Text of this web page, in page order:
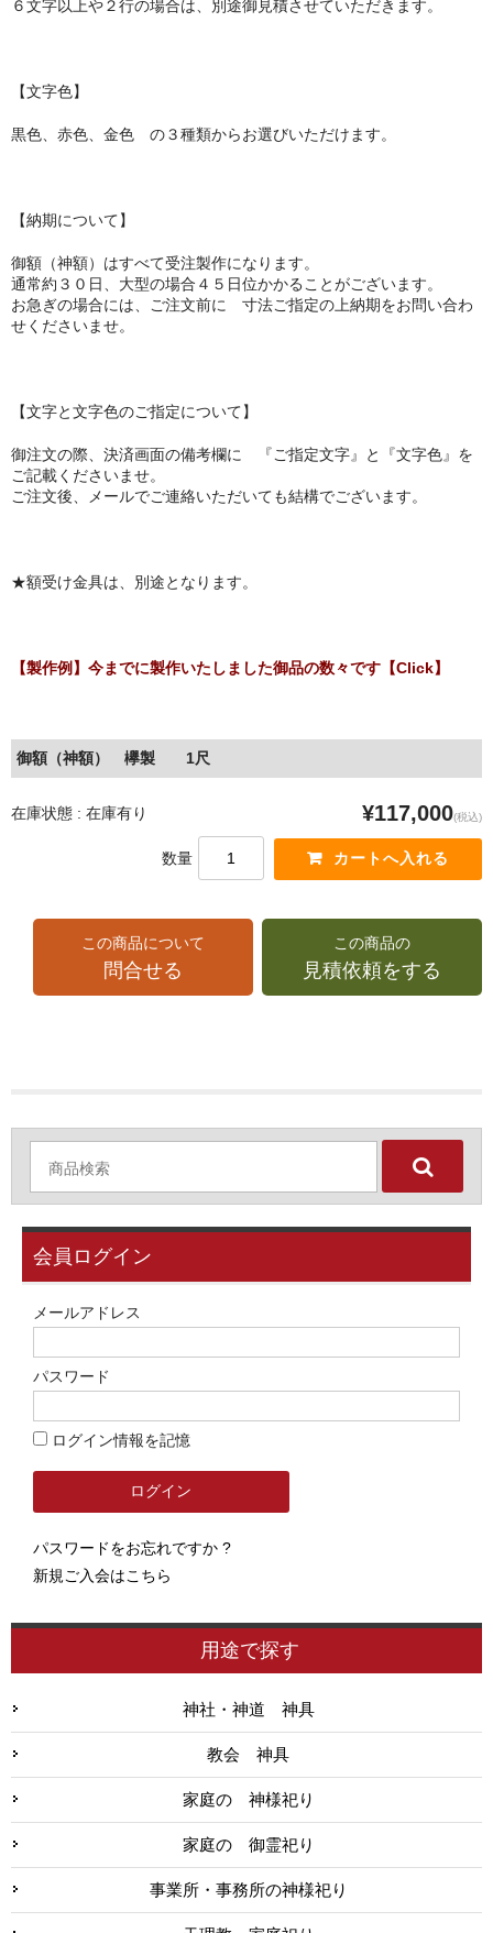
６文字以上や２行の場合は、別途御見積させていただきます。
【文字色】
黒色、赤色、金色 の３種類からお選びいただけます。
【納期について】
御額（神額）はすべて受注製作になります。
通常約３０日、大型の場合４５日位かかることがございます。
お急ぎの場合には、ご注文前に 寸法ご指定の上納期をお問い合わ
せくださいませ。
【文字と文字色のご指定について】
御注文の際、決済画面の備考欄に 『ご指定文字』と『文字色』を
ご記載くださいませ。
ご注文後、メールでご連絡いただいても結構でございます。
★額受け金具は、別途となります。
【製作例】今までに製作いたしました御品の数々です【Click】
御額（神額） 欅製 1尺
在庫状態 : 在庫有り ¥117,000(税込)
数量
この商品について
問合せる
この商品の
見積依頼をする
会員ログイン
メールアドレス
パスワード
ログイン情報を記憶
パスワードをお忘れですか ?
新規ご入会はこちら
用途で探す
神社・神道 神具
教会 神具
家庭の 神様祀り
家庭の 御霊祀り
事業所・事務所の神様祀り